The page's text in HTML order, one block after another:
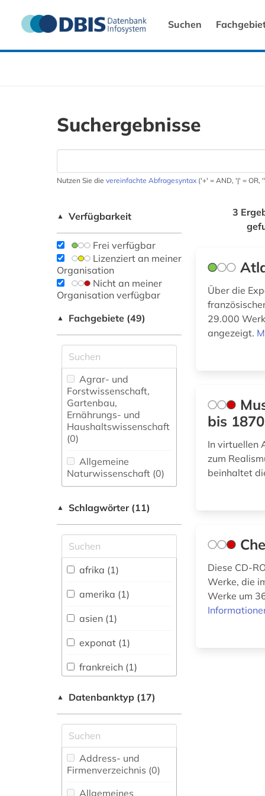
Suchen
Suchergebnisse
Nutzen Sie die vereinfachte Abfragesyntax ('+' = AND, '|' = OR,
▲ Verfügbarkeit
Frei verfügbar
Lizenziert an meiner
Organisation
Nicht an meiner
Organisation verfügbar
▲ Fachgebiete (49)
Agrar- und
Forstwissenschaft,
Gartenbau,
Ernährungs- und
Haushaltswissenschaft
(0)
Allgemeine
Naturwissenschaft (0)
fachübergreifende
Allgemeine und
vergleichende Sprach-
und
Literaturwissenschaft.
Indogermanistik.
Außereuropäische
Sprachen und
Literaturen (0)
Anglistik.
Amerikanistik (0)
Vermessungswesen (0)
Biologie,
Biotechnologie (0)
Buch- und
▲ Schlagwörter (11)
afrika (1)
amerika (1)
asien (1)
exponat (1)
frankreich (1)
1870 (1)
kunst (1)
louvre (3)
malerei (1)
▲ Datenbanktyp (17)
Address- und
Firmenverzeichnis (0)
Allgemeines
3
Über die
29.000
angezeigt.
bis 1870
In virtuellen
zum
beinhaltet
Diese CD-
Werke, die
Werke um